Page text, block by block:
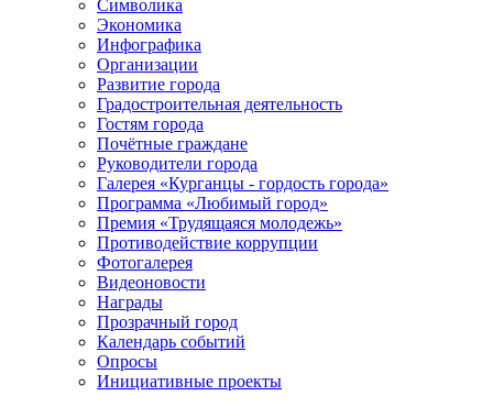
Символика
Экономика
Инфографика
Организации
Развитие города
Градостроительная деятельность
Гостям города
Почётные граждане
Руководители города
Галерея «Курганцы - гордость города»
Программа «Любимый город»
Премия «Трудящаяся молодежь»
Противодействие коррупции
Фотогалерея
Видеоновости
Награды
Прозрачный город
Календарь событий
Опросы
Инициативные проекты